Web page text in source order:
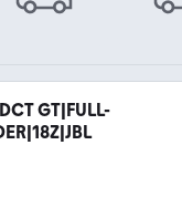
GT|FULL-